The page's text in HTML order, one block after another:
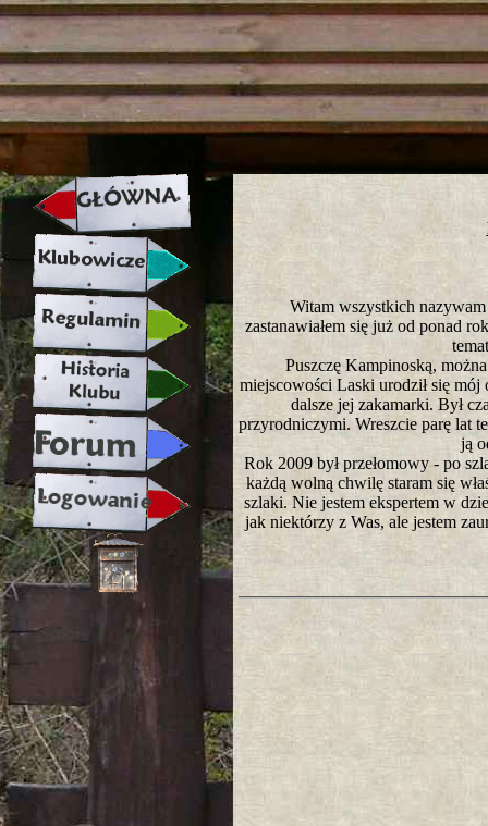
strona w naprawie zapraszamy
Witam wszystkich nazywam
zastanawiałem się już od ponad
Puszczę Kampinoską,
miejscowości Laski urodził się mój
dalsze jej zakamarki. Był
przyrodniczymi. Wreszcie parę lat
ją
Rok 2009 był przełomowy - po
każdą wolną chwilę staram się
szlaki. Nie jestem ekspertem w
jak niektórzy z Was, ale jestem